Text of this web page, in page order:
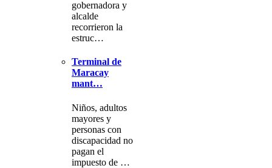
gobernadora y
alcalde
recorrieron la
estruc…
Terminal de
Maracay
mant…
Niños, adultos
mayores y
personas con
discapacidad no
pagan el
impuesto de …